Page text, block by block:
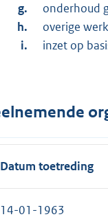
onderhoud
overige
inzet op
Datum toetreding
14-01-1963